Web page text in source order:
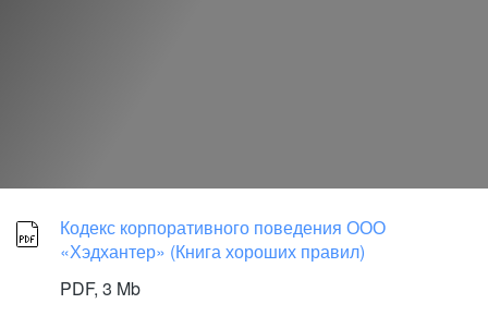
Кодекс корпоративного поведения ООО
«Хэдхантер» (Книга хороших правил)
PDF, 3 Mb